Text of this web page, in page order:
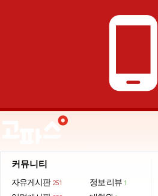
phone_android
커뮤니티
자유게시판 251 정보·리뷰 1